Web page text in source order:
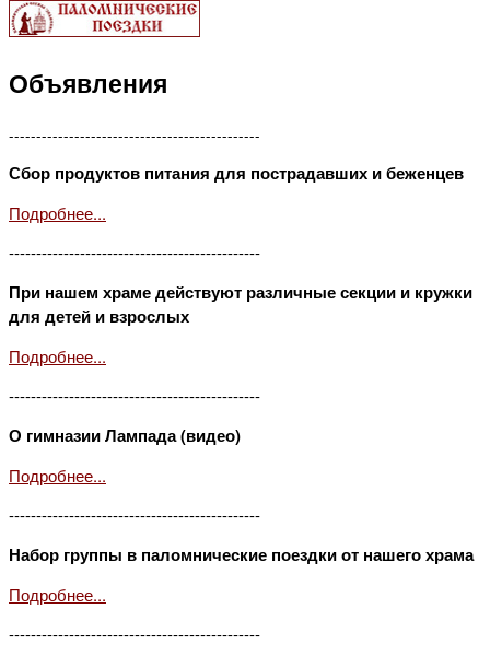
Объявления
----------------------------------------------
Сбор продуктов питания для пострадавших и беженцев
Подробнее...
----------------------------------------------
При нашем храме действуют различные секции и кружки
для детей и взрослых
Подробнее...
----------------------------------------------
О гимназии Лампада (видео)
Подробнее...
----------------------------------------------
Набор группы в паломнические поездки от нашего храма
Подробнее...
----------------------------------------------